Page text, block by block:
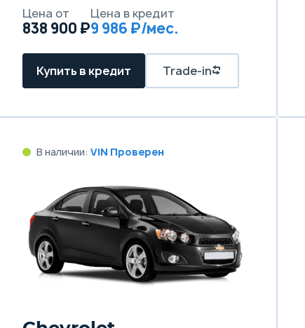
Цена от
838 900 ₽
Цена в кредит
9 986 ₽/мес.
Купить в кредит Trade-in
В наличии: VIN Проверен